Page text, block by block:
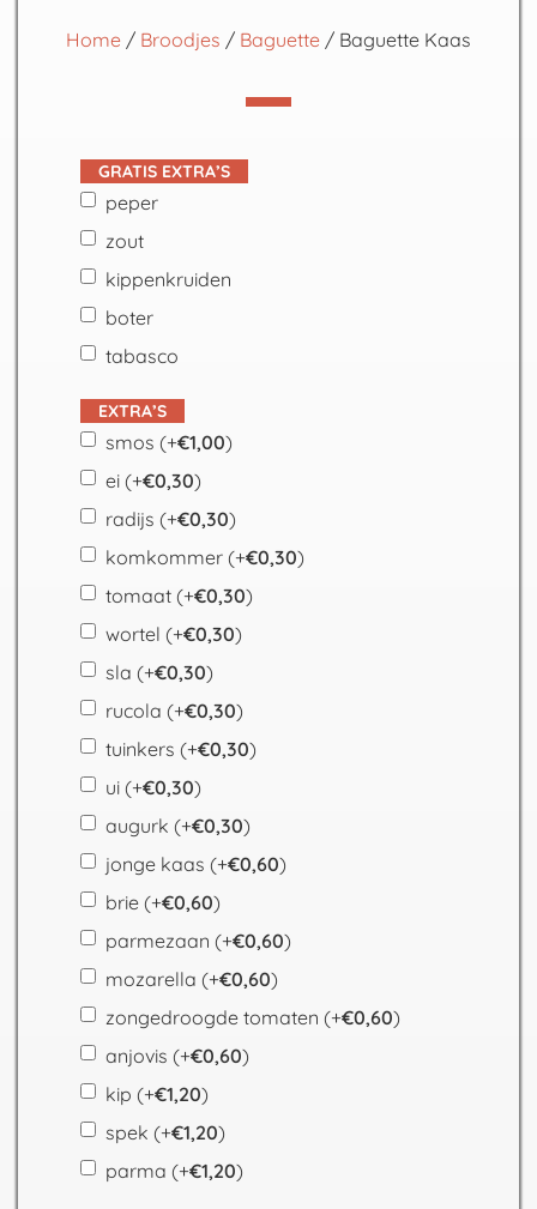
Home / Broodjes / Baguette / Baguette Kaas
GRATIS EXTRA’S
peper
zout
kippenkruiden
boter
tabasco
EXTRA’S
smos (+€1,00)
ei (+€0,30)
radijs (+€0,30)
komkommer (+€0,30)
tomaat (+€0,30)
wortel (+€0,30)
sla (+€0,30)
rucola (+€0,30)
tuinkers (+€0,30)
ui (+€0,30)
augurk (+€0,30)
jonge kaas (+€0,60)
brie (+€0,60)
parmezaan (+€0,60)
mozarella (+€0,60)
zongedroogde tomaten (+€0,60)
anjovis (+€0,60)
kip (+€1,20)
spek (+€1,20)
parma (+€1,20)